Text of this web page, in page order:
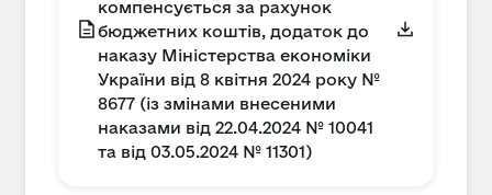
компенсується за рахунок
бюджетних коштів, додаток до
наказу Міністерства економіки
України від 8 квітня 2024 року №
8677 (із змінами внесеними
наказами від 22.04.2024 № 10041
та від 03.05.2024 № 11301)